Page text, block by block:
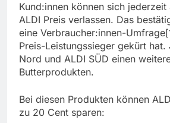
Kund:innen können sich
ALDI Preis verlassen. Das
eine Verbraucher:innen-
Preis-Leistungssieger gekürt hat.
Nord und ALDI SÜD einen
Butterprodukten.
Bei diesen Produkten können
zu 20 Cent sparen: